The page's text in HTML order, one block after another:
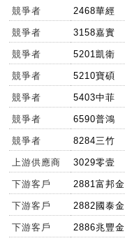
競爭者 2468華經
競爭者 3158嘉實
競爭者 5201凱衛
競爭者 5210寶碩
競爭者 5403中菲
競爭者 6590普鴻
競爭者 8284三竹
上游供應商 3029零壹
下游客戶 2881富邦金
下游客戶 2882國泰金
下游客戶 2886兆豐金